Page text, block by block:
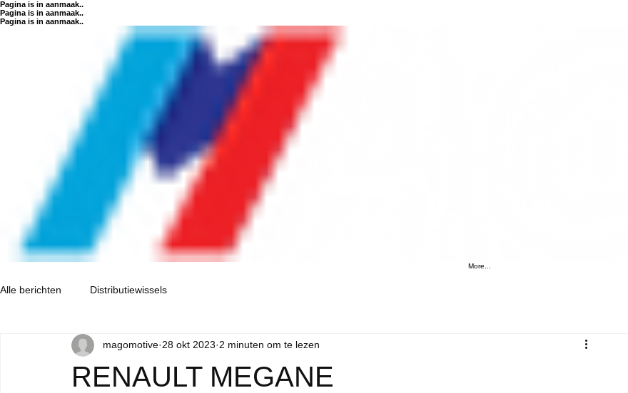
Pagina is in aanmaak..
Pagina is in aanmaak..
Pagina is in aanmaak..
Alle berichten Distributiewissels
RENAULT MEGANE
magomotive 28 okt 2023 2 minuten om te lezen
More...